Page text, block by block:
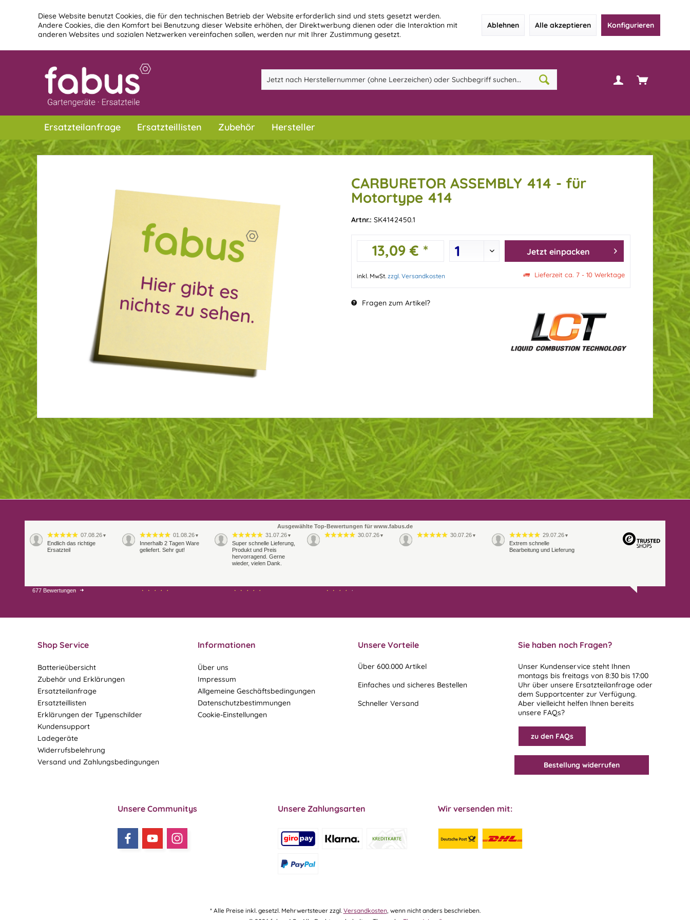
Diese Website benutzt Cookies, die für den technischen Betrieb der Website erforderlich sind und stets gesetzt werden.
Andere Cookies, die den Komfort bei Benutzung dieser Website erhöhen, der Direktwerbung dienen oder die Interaktion mit
anderen Websites und sozialen Netzwerken vereinfachen sollen, werden nur mit Ihrer Zustimmung gesetzt.
Ablehnen Alle akzeptieren Konfigurieren
Ersatzteilanfrage Ersatzteillisten Zubehör Hersteller
CARBURETOR ASSEMBLY 414 - für
Motortype 414
Artnr.: SK4142450.1
13,09 € * Jetzt einpacken
inkl. MwSt. zzgl. Versandkosten Lieferzeit ca. 7 - 10 Werktage
Fragen zum Artikel?
Ausgewählte Top-Bewertungen für www.fabus.de
07.08.26 ▼
Endlich das richtige
Ersatzteil
01.08.26 ▼
Innerhalb 2 Tagen Ware
geliefert. Sehr gut!
31.07.26 ▼
Super schnelle Lieferung,
Produkt und Preis
hervorragend. Gerne
wieder, vielen Dank.
30.07.26 ▼ 30.07.26 ▼ 29.07.26 ▼
Extrem schnelle
Bearbeitung und Lieferung
28.07.26
677 Bewertungen
Shop Service
Batterieübersicht
Zubehör und Erklärungen
Ersatzteilanfrage
Ersatzteillisten
Erklärungen der Typenschilder
Kundensupport
Ladegeräte
Widerrufsbelehrung
Versand und Zahlungsbedingungen
Informationen
Über uns
Impressum
Allgemeine Geschäftsbedingungen
Datenschutzbestimmungen
Cookie-Einstellungen
Unsere Vorteile
Über 600.000 Artikel
Einfaches und sicheres Bestellen
Schneller Versand
Sie haben noch Fragen?
Unser Kundenservice steht Ihnen
montags bis freitags von 8:30 bis 17:00
Uhr über unsere Ersatzteilanfrage oder
dem Supportcenter zur Verfügung.
Aber vielleicht helfen Ihnen bereits
unsere FAQs?
zu den FAQs
Bestellung widerrufen
Unsere Communitys Unsere Zahlungsarten Wir versenden mit:
* Alle Preise inkl. gesetzl. Mehrwertsteuer zzgl. Versandkosten, wenn nicht anders beschrieben.